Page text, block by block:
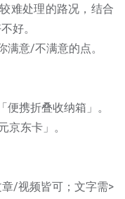
难处理的路况，结合
好。
满意/不满意的点。
携折叠收纳箱」。
京东卡」。
/视频皆可；文字需>